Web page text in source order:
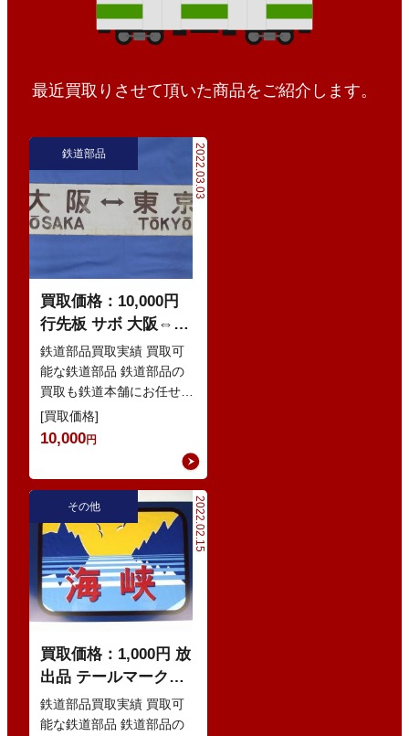
最近買取りさせて頂いた商品をご紹介します。
2022.03.03
鉄道部品
買取価格：10,000円
行先板 サボ 大阪⇔東
京 / 神戸⇔東京
鉄道部品買取実績 買取可
能な鉄道部品 鉄道部品の
買取も鉄道本舗にお任せ下
さい！ 鉄道本舗では、鉄
道部品の買取を積極的にお
[買取価格]
10,000円
2022.02.15
その他
買取価格：1,000円 放
出品 テールマーク・
JR北海道・海峡
鉄道部品買取実績 買取可
能な鉄道部品 鉄道部品の